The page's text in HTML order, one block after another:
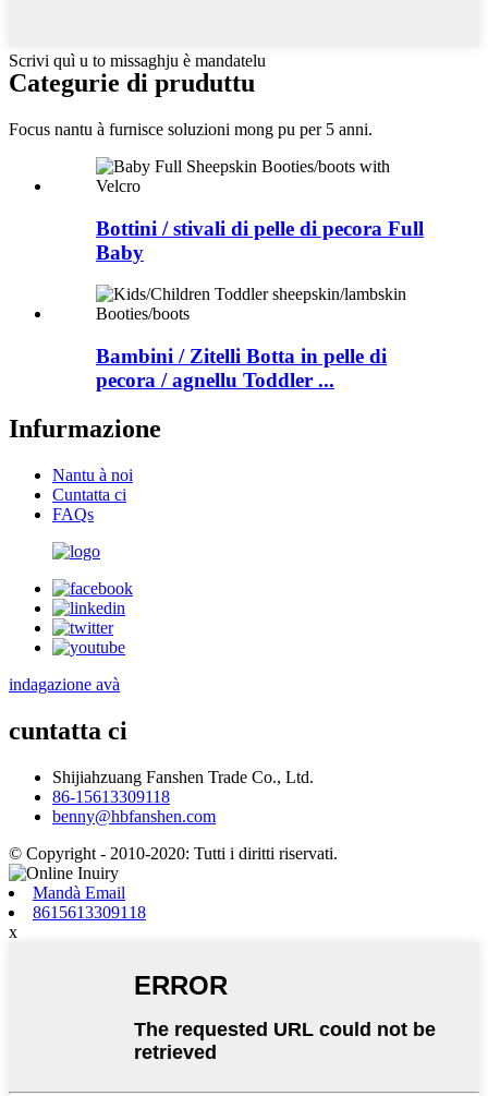
Scrivi quì u to missaghju è mandatelu
Categurie di pruduttu
Focus nantu à furnisce soluzioni mong pu per 5 anni.
Bottini / stivali di pelle di pecora Full
Baby
Bambini / Zitelli Botta in pelle di
pecora / agnellu Toddler ...
Infurmazione
Nantu à noi
Cuntatta ci
FAQs
indagazione avà
cuntatta ci
Shijiahzuang Fanshen Trade Co., Ltd.
86-15613309118
benny@hbfanshen.com
© Copyright - 2010-2020: Tutti i diritti riservati.
Mandà Email
8615613309118
x